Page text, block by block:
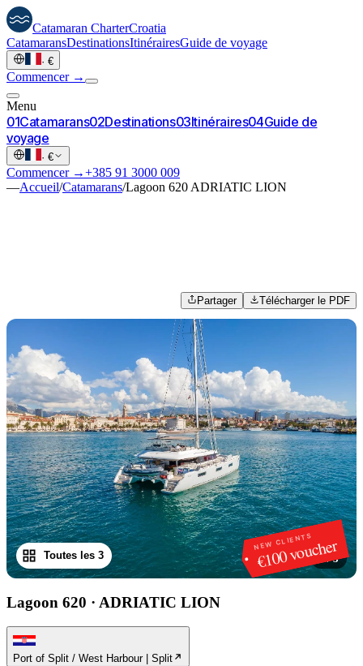
Catamaran CharterCroatia
CatamaransDestinationsItinérairesGuide de voyage
· €
Commencer →
Menu
01Catamarans02Destinations03Itinéraires04Guide de
voyage
· €
Commencer →+385 91 3000 009
—Accueil/Catamarans/Lagoon 620 ADRIATIC LION
Partager Télécharger le PDF
NEW CLIENTS
€100 voucher
1 /3
Toutes les 3
Lagoon 620 · ADRIATIC LION
Port of Split / West Harbour | Split